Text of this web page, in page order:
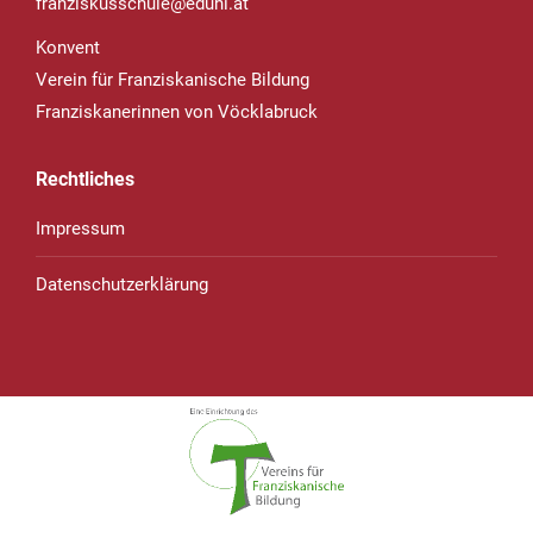
Konvent
Verein für Franziskanische Bildung
Franziskanerinnen von Vöcklabruck
Rechtliches
Impressum
Datenschutzerklärung